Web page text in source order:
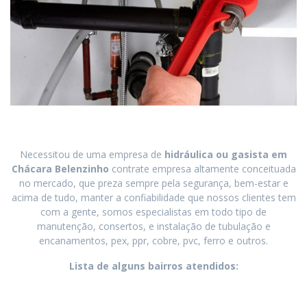
Necessitou de uma empresa de hidráulica ou gasista em
Chácara Belenzinho contrate empresa altamente conceituada
no mercado, que preza sempre pela segurança, bem-estar e
acima de tudo, manter a confiabilidade que nossos clientes tem
com a gente, somos especialistas em todo tipo de
manutenção, consertos, e instalação de tubulação e
encanamentos, pex, ppr, cobre, pvc, ferro e outros.
Lista de alguns bairros atendidos: